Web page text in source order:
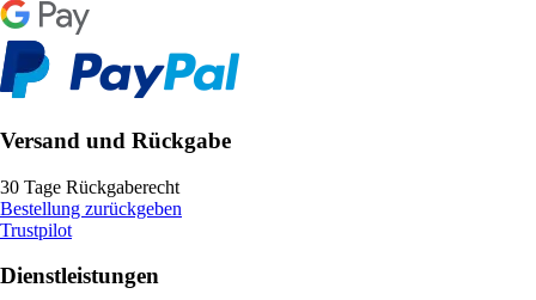
Versand und Rückgabe
30 Tage Rückgaberecht
Bestellung zurückgeben
Trustpilot
Dienstleistungen